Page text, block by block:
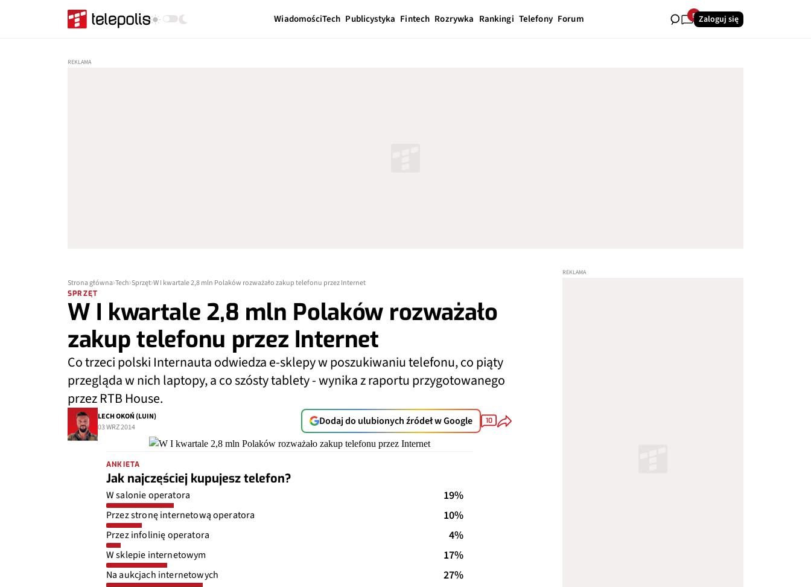
WiadomościTech Publicystyka Fintech Rozrywka Rankingi Telefony Forum 5 Zaloguj się
Strona główna Tech Sprzęt W I kwartale 2,8 mln Polaków rozważało zakup telefonu przez Internet
SPRZĘT
W I kwartale 2,8 mln Polaków rozważało
zakup telefonu przez Internet
Co trzeci polski Internauta odwiedza e-sklepy w poszukiwaniu telefonu, co piąty
przegląda w nich laptopy, a co szósty tablety - wynika z raportu przygotowanego
przez RTB House.
LECH OKOŃ (LUIN)
03 WRZ 2014
Dodaj do ulubionych źródeł w Google 10
ANKIETA
Jak najczęściej kupujesz telefon?
W salonie operatora 19%
Przez stronę internetową operatora 10%
Przez infolinię operatora 4%
W sklepie internetowym 17%
Na aukcjach internetowych 27%